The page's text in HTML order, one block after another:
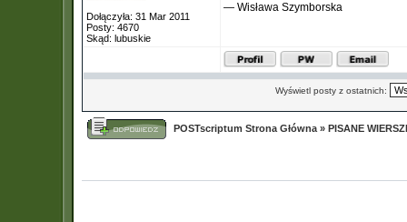
Dołączyła: 31 Mar 2011
Posty: 4670
Skąd: lubuskie
— Wisława Szymborska
Wyświetl posty z ostatnich:
POSTscriptum Strona Główna » PISANE